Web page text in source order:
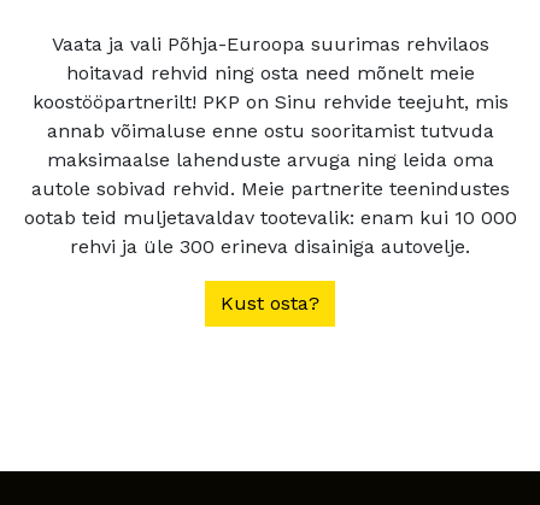
Vaata ja vali Põhja-Euroopa suurimas rehvilaos
hoitavad rehvid ning osta need mõnelt meie
koostööpartnerilt! PKP on Sinu rehvide teejuht, mis
annab võimaluse enne ostu sooritamist tutvuda
maksimaalse lahenduste arvuga ning leida oma
autole sobivad rehvid. Meie partnerite teenindustes
ootab teid muljetavaldav tootevalik: enam kui 10 000
rehvi ja üle 300 erineva disainiga autovelje.
Kust osta?